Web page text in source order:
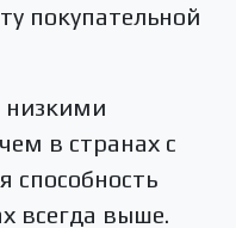
покупательной
низкими
в странах с
способность
всегда выше.